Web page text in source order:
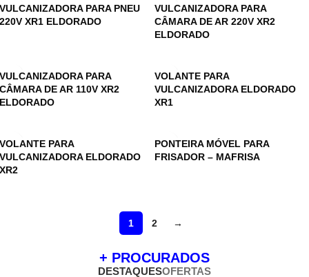
VULCANIZADORA PARA PNEU
220V XR1 ELDORADO
VULCANIZADORA PARA
CÂMARA DE AR 220V XR2
ELDORADO
VULCANIZADORA PARA
CÂMARA DE AR 110V XR2
ELDORADO
VOLANTE PARA
VULCANIZADORA ELDORADO
XR1
VOLANTE PARA
VULCANIZADORA ELDORADO
XR2
PONTEIRA MÓVEL PARA
FRISADOR – MAFRISA
1 2 →
+ PROCURADOS
DESTAQUESOFERTAS